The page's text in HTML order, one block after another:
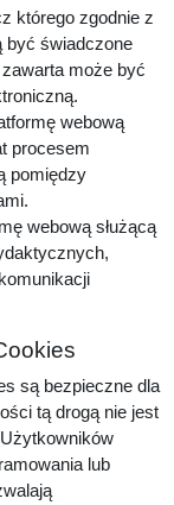
którego zgodnie z
być świadczone
może być
webową
procesem
pomiędzy
webową służącą
są bezpieczne dla
tą drogą nie jest
lub